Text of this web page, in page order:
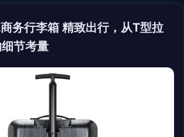
务行李箱 精致出行，从T型拉
节考量